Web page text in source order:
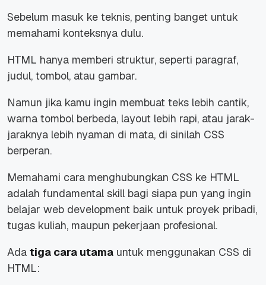
Sebelum masuk ke teknis, penting banget untuk
memahami konteksnya dulu.
HTML hanya memberi struktur, seperti paragraf,
judul, tombol, atau gambar.
Namun jika kamu ingin membuat teks lebih cantik,
warna tombol berbeda, layout lebih rapi, atau jarak-
jaraknya lebih nyaman di mata, di sinilah CSS
berperan.
Memahami cara menghubungkan CSS ke HTML
adalah fundamental skill bagi siapa pun yang ingin
belajar web development baik untuk proyek pribadi,
tugas kuliah, maupun pekerjaan profesional.
Ada tiga cara utama untuk menggunakan CSS di
HTML: